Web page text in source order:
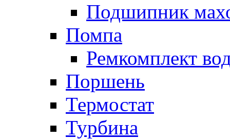
Подшипник
Помпа
Ремкомплект
Поршень
Термостат
Турбина